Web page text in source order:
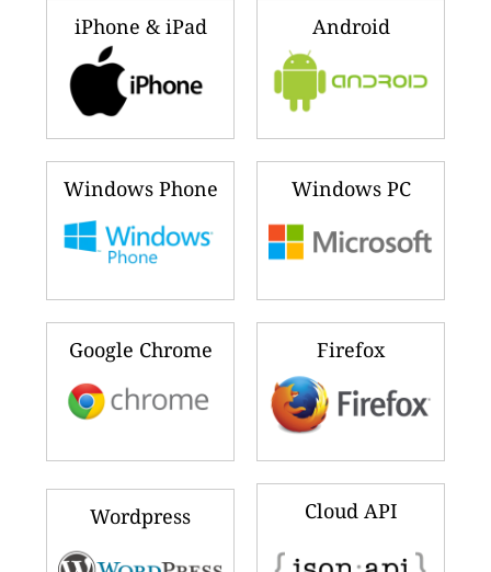
iPhone & iPad Android
Windows Phone Windows PC
Google Chrome Firefox
Wordpress Cloud API